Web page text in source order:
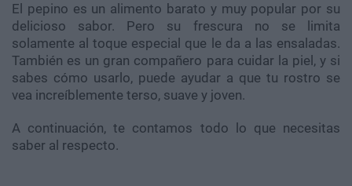
El pepino es un alimento barato y muy popular por su
delicioso sabor. Pero su frescura no se limita
solamente al toque especial que le da a las ensaladas.
También es un gran compañero para cuidar la piel, y si
sabes cómo usarlo, puede ayudar a que tu rostro se
vea increíblemente terso, suave y joven.
A continuación, te contamos todo lo que necesitas
saber al respecto.